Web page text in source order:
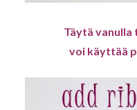
Täytä vanulla
voi käyttää